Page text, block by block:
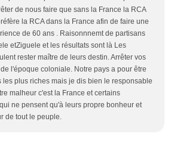
de nous faire que sans la France la RCA
la RCA dans la France afin de faire une
de 60 ans . Raisonnnemt de partisans
etZiguele et les résultats sont là Les
rester maître de leurs destin. Arrêter vos
l'époque coloniale. Notre pays a pour être
les plus riches mais je dis bien le responsable
malheur c'est la France et certains
ne pensent qu'à leurs propre bonheur et
de tout le peuple.